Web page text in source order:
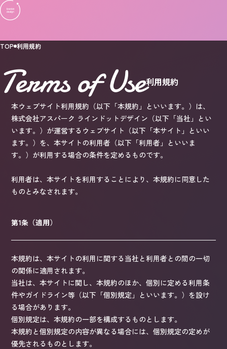
TOP 利用規約
Terms of Use利用規約
本ウェブサイト利用規約（以下「本規約」といいます。）は、
株式会社アスパーク ラインドットデザイン（以下「当社」とい
います。）が運営するウェブサイト（以下「本サイト」といい
ます。）を、本サイトの利用者（以下「利用者」といいま
す。）が利用する場合の条件を定めるものです。
利用者は、本サイトを利用することにより、本規約に同意した
ものとみなされます。
第1条（適用）
本規約は、本サイトの利用に関する当社と利用者との間の一切
の関係に適用されます。
当社は、本サイトに関し、本規約のほか、個別に定める利用条
件やガイドライン等（以下「個別規定」といいます。）を設け
る場合があります。
個別規定は、本規約の一部を構成するものとします。
本規約と個別規定の内容が異なる場合には、個別規定の定めが
優先されるものとします。